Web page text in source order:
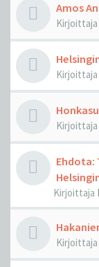
Amos
Kirjoittaja
Kirjoittaja
Kirjoittaja
Ehdota:
Kirjoittaja
Kirjoittaja